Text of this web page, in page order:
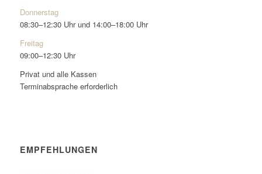
Donnerstag
08:30–12:30 Uhr und 14:00–18:00 Uhr
Freitag
09:00–12:30 Uhr
Privat und alle Kassen
Terminabsprache erforderlich
EMPFEHLUNGEN